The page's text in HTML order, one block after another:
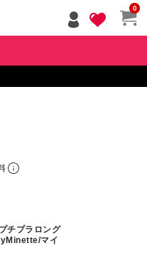
0
チプラロング
マイ
ジト
ップ